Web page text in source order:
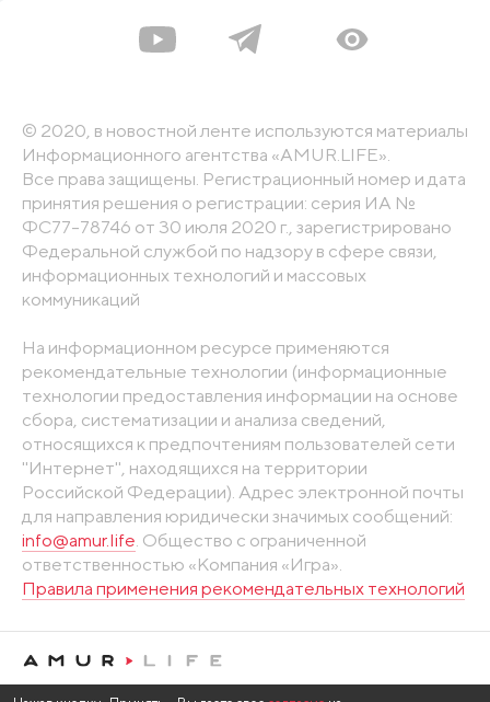
© 2020, в новостной ленте используются материалы
Информационного агентства «AMUR.LIFE».
Все права защищены. Регистрационный номер и дата
принятия решения о регистрации: серия ИА №
ФС77-78746 от 30 июля 2020 г., зарегистрировано
Федеральной службой по надзору в сфере связи,
информационных технологий и массовых
коммуникаций
На информационном ресурсе применяются
рекомендательные технологии (информационные
технологии предоставления информации на основе
сбора, систематизации и анализа сведений,
относящихся к предпочтениям пользователей сети
"Интернет", находящихся на территории
Российской Федерации). Адрес электронной почты
для направления юридически значимых сообщений:
info@amur.life . Общество с ограниченной
ответственностью «Компания «Игра».
Правила применения рекомендательных технологий